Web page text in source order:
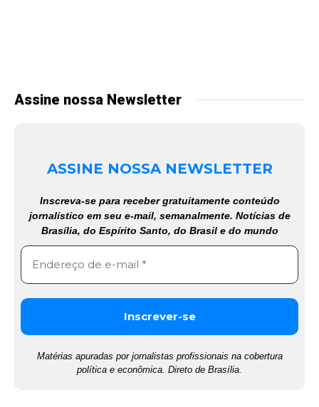
Assine nossa Newsletter
ASSINE NOSSA NEWSLETTER
Inscreva-se para receber gratuitamente conteúdo
jornalístico em seu e-mail, semanalmente. Notícias de
Brasília, do Espírito Santo, do Brasil e do mundo
Matérias apuradas por jornalistas profissionais na cobertura
política e econômica. Direto de Brasília.